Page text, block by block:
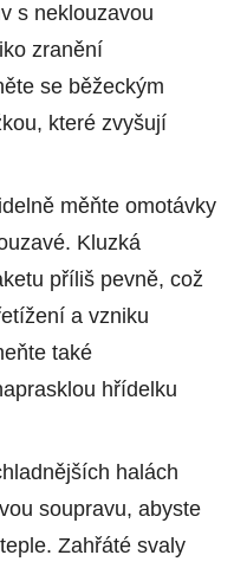
s neklouzavou
zranění
se běžeckým
které zvyšují
měňte omotávky
Kluzká
příliš pevně, což
a vzniku
také
hřídelku
halách
soupravu, abyste
Zahřáté svaly